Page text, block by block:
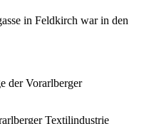
in Feldkirch war in den
Textilindustrie